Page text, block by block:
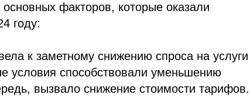
факторов, которые оказали
году:
к заметному снижению спроса на услуги
условия способствовали уменьшению
вызвало снижение стоимости тарифов.